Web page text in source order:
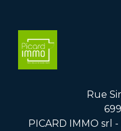
Rue
PICARD IMMO srl